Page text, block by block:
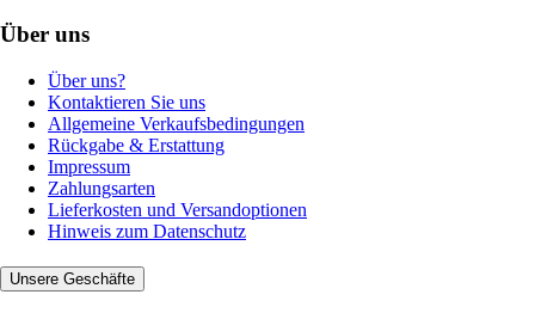
Über uns
Über uns?
Kontaktieren Sie uns
Allgemeine Verkaufsbedingungen
Rückgabe & Erstattung
Impressum
Zahlungsarten
Lieferkosten und Versandoptionen
Hinweis zum Datenschutz
Unsere Geschäfte